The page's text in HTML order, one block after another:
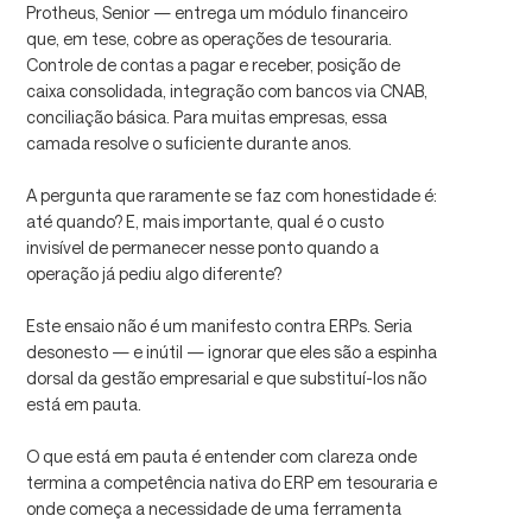
Protheus, Senior — entrega um módulo financeiro
que, em tese, cobre as operações de tesouraria.
Controle de contas a pagar e receber, posição de
caixa consolidada, integração com bancos via CNAB,
conciliação básica. Para muitas empresas, essa
camada resolve o suficiente durante anos.
A pergunta que raramente se faz com honestidade é:
até quando? E, mais importante, qual é o custo
invisível de permanecer nesse ponto quando a
operação já pediu algo diferente?
Este ensaio não é um manifesto contra ERPs. Seria
desonesto — e inútil — ignorar que eles são a espinha
dorsal da gestão empresarial e que substituí-los não
está em pauta.
O que está em pauta é entender com clareza onde
termina a competência nativa do ERP em tesouraria e
onde começa a necessidade de uma ferramenta